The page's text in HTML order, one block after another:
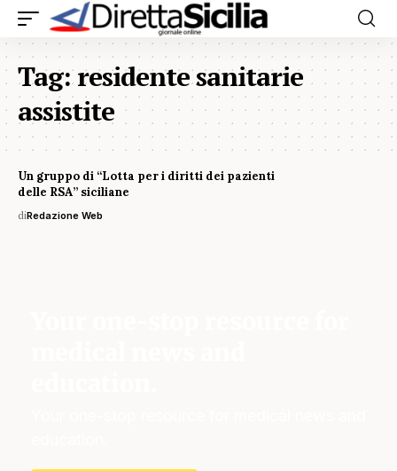
Tag:residente sanitarie
assistite
Un gruppo di “Lotta per i diritti dei pazienti
delle RSA” siciliane
diRedazione Web